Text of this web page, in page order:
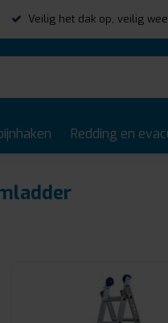
Veilig het dak op, veilig
Redding en